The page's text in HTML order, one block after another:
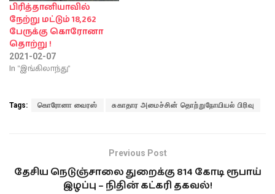
பிரித்தானியாவில்
நேற்று மட்டும் 18,262
பேருக்கு கொரோனா
தொற்று !
2021-02-07
In "இங்கிலாந்து"
Tags: கொரோனா வைரஸ் சுகாதார அமைச்சின் தொற்றுநோயியல் பிரிவு
Previous Post
தேசிய நெடுஞ்சாலை துறைக்கு 814 கோடி ரூபாய்
இழப்பு – நிதின் கட்கரி தகவல்!